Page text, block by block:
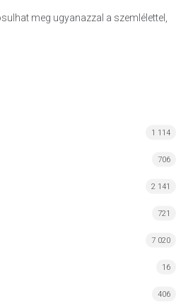
meg ugyanazzal a szemlélettel,
1 114
706
2 141
721
7 020
16
406